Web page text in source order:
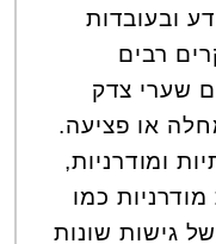
ובעובדות
למעלה מ-30 שנה ומחקרים רבים
שערי צדק
או פציעה.
ומודרניות,
כמו
גישות שונות